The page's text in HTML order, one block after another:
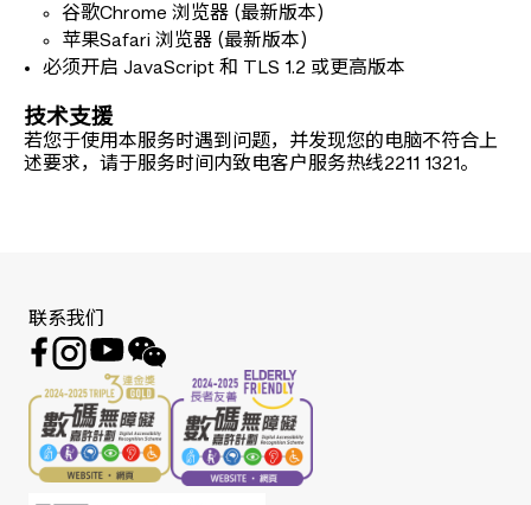
谷歌Chrome 浏览器 (最新版本)
苹果Safari 浏览器 (最新版本)
必须开启 JavaScript 和 TLS 1.2 或更高版本
技术支援
若您于使用本服务时遇到问题，并发现您的电脑不符合上
述要求，请于服务时间内致电客户服务热线2211 1321。
联系我们